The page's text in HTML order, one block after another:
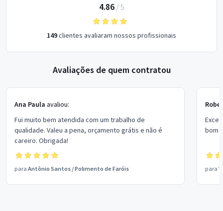
4.86/ 5
149clientes avaliaram nossos profissionais
Avaliações de quem contratou
Ana Paula avaliou:
Fui muito bem atendida com um trabalho de
qualidade. Valeu a pena, orçamento grátis e não é
careiro. Obrigada!
para Antônio Santos /Polimento de Faróis
bom
para